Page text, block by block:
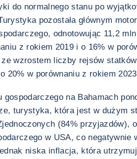
do normalnego stanu po
pozostała głównym
odnotowując 11,2
z rokiem 2019 i o 16% w
wzrostem liczby rejsów statków
20% w porównaniu z rokiem
na Bahamach
turystyka, która jest w dużym
(84% przyjazdów),
w USA, co negatywnie
niska inflacja, która